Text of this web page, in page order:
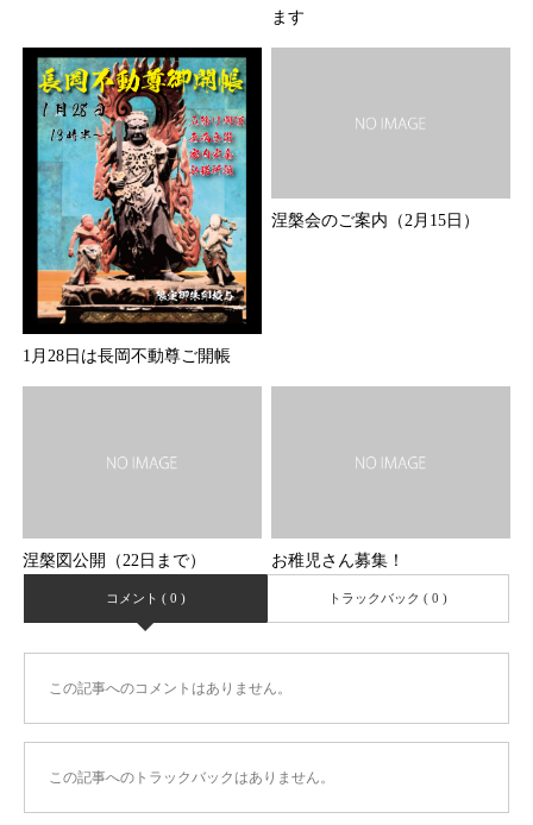
ます
1月28日は長岡不動尊ご開帳
涅槃会のご案内（2月15日）
涅槃図公開（22日まで） お稚児さん募集！
コメント ( 0 ) トラックバック ( 0 )
この記事へのコメントはありません。
この記事へのトラックバックはありません。